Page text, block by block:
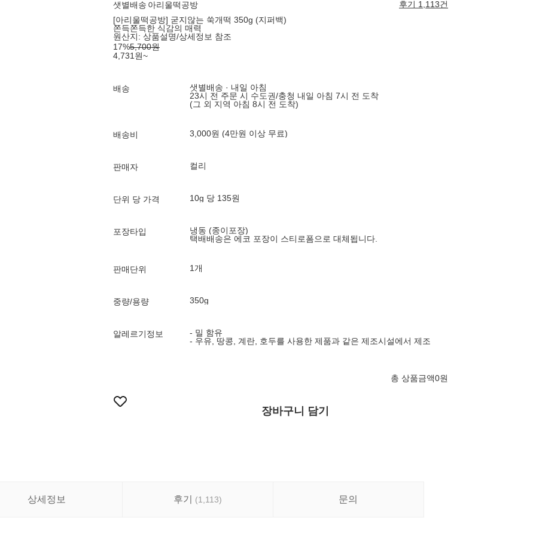
샛별배송 아리울떡공방
후기 1,113건
[아리울떡공방] 굳지않는 쑥개떡 350g (지퍼백)
쫀득쫀득한 식감의 매력
원산지: 상품설명/상세정보 참조
17%5,700원
4,731 원~
배송
샛별배송 · 내일 아침
23시 전 주문 시 수도권/충청 내일 아침 7시 전 도착
(그 외 지역 아침 8시 전 도착)
배송비 3,000원 (4만원 이상 무료)
판매자 컬리
단위 당 가격 10g 당 135원
포장타입
냉동 (종이포장)
택배배송은 에코 포장이 스티로폼으로 대체됩니다.
판매단위 1개
중량/용량 350g
알레르기정보
- 밀 함유
- 우유, 땅콩, 계란, 호두를 사용한 제품과 같은 제조시설에서 제조
총 상품금액0원
장바구니 담기
상세정보 후기 (1,113) 문의